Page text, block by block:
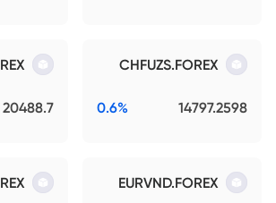
CHFUZS.FOREX
14797.2598
0.6%
20488.7
EURVND.FOREX